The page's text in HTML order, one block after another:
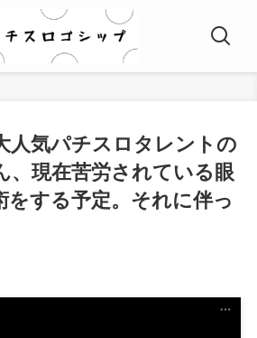
人気パチスロタレントの
、現在苦労されている眼
をする予定。それに伴っ